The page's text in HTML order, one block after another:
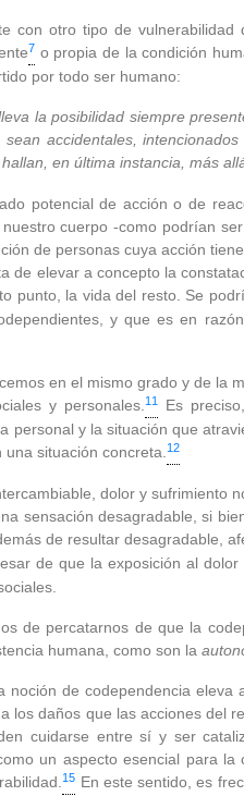
con otro tipo de vulnerabilidad
7 o propia de la condición
por todo ser humano:
la posibilidad siempre
sean accidentales,
en última instancia, más
potencial de acción o de
cuerpo -como podrían
de personas cuya acción
de elevar a concepto la
punto, la vida del resto. Se
y que es en
en el mismo grado y de la
y personales.11Es
personal y la situación que
situación concreta.12
dolor y sufrimiento
sensación desagradable, si
de resultar desagradable,
de que la exposición al
de percatarnos de que la
humana, como son la
de codependencia eleva
los daños que las acciones del
cuidarse entre sí y ser
un aspecto esencial para la
15 En este sentido, es